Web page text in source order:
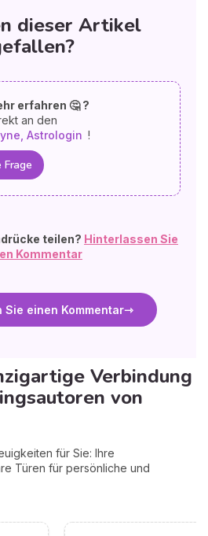
dieser Artikel
erfahren 🤔 ?
an den
Astrologin !
Frage
teilen? Hinterlassen Sie
Kommentar
Sie einen Kommentar
Verbindung
von
für Sie: Ihre
Türen für persönliche und